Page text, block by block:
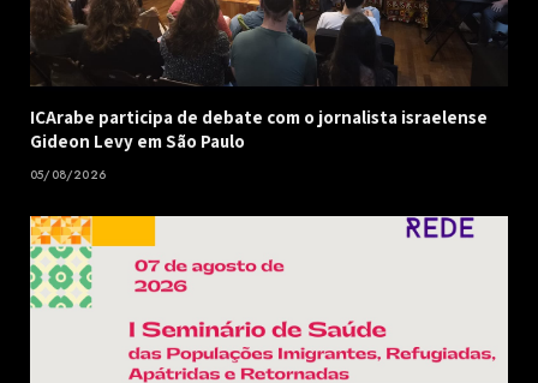
ICArabe participa de debate com o jornalista israelense
Gideon Levy em São Paulo
05/08/2026